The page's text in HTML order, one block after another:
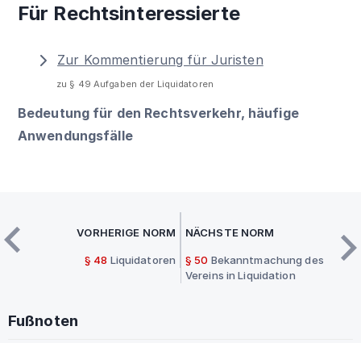
Für Rechtsinteressierte
Zur Kommentierung für Juristen
zu § 49 Aufgaben der Liquidatoren
Bedeutung für den Rechtsverkehr, häufige
Anwendungsfälle
VORHERIGE NORM
§ 48 Liquidatoren
NÄCHSTE NORM
§ 50 Bekanntmachung des
Vereins in Liquidation
Fußnoten